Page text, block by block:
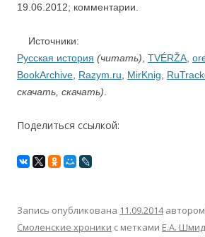
19.06.2012; комментарии.
Источники:
Русская история (читать) TVÉRŽA
BookArchive Razym.ru MirKnig
скачать, скачать)
Поделиться ссылкой:
Запись опубликована 11.09.2014автором
Смоленские хроники с метками Е.А.